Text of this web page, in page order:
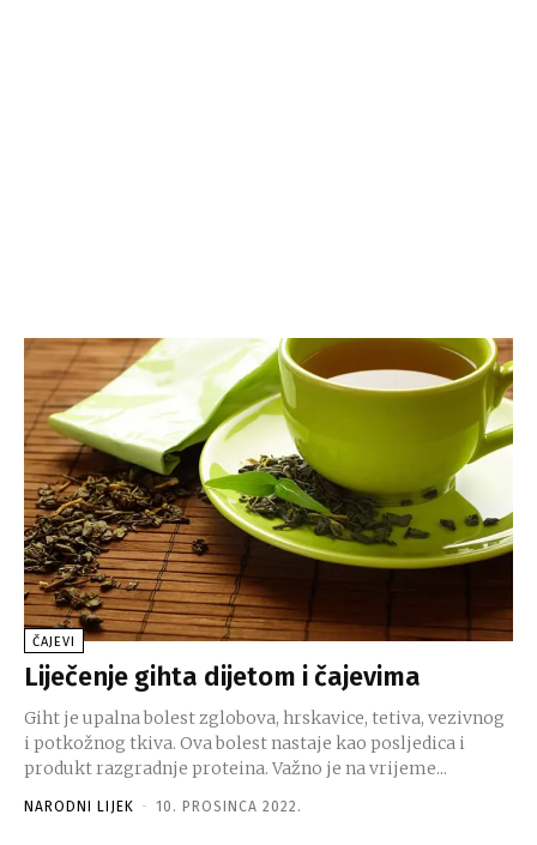
ČAJEVI
Liječenje gihta dijetom i čajevima
Giht je upalna bolest zglobova, hrskavice, tetiva, vezivnog
i potkožnog tkiva. Ova bolest nastaje kao posljedica i
produkt razgradnje proteina. Važno je na vrijeme...
NARODNI LIJEK - 10. PROSINCA 2022.